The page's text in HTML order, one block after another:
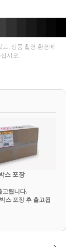
, 상품 촬영 환경에
시오.
스 포장
고됩니다.
스 포장 후 출고됩